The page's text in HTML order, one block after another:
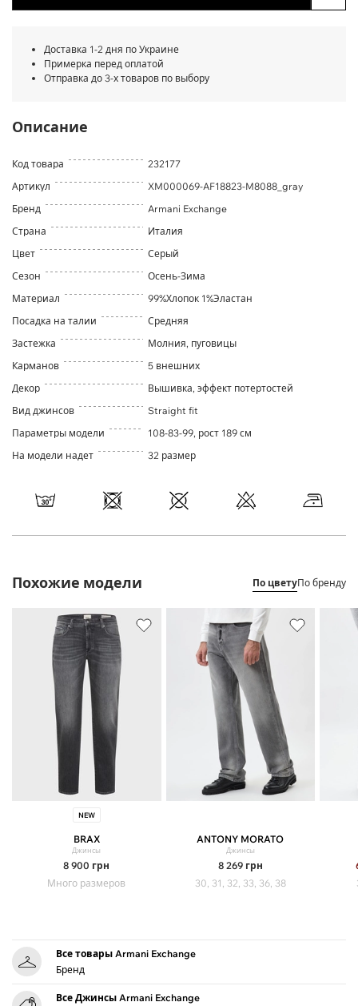
Доставка 1-2 дня по Украине
Примерка перед оплатой
Отправка до 3-х товаров по выбору
Описание
Код товара
232177
Артикул
XM000069-AF18823-M8088_gray
Бренд
Armani Exchange
Страна
Италия
Цвет
Серый
Сезон
Осень-Зима
Материал
99%Хлопок 1%Эластан
Посадка на талии
Средняя
Застежка
Молния, пуговицы
Карманов
5 внешних
Декор
Вышивка, эффект потертостей
Вид джинсов
Straight fit
Параметры модели
108-83-99, рост 189 см
На модели надет
32 размер
Похожие модели По цветуПо бренду
NEW
BRAX
Джинсы
8 900 грн
Много размеров
ANTONY MORATO
Джинсы
8 269 грн
30, 31, 32, 33, 36, 38
Все товары Armani Exchange
Бренд
Все Джинсы Armani Exchange